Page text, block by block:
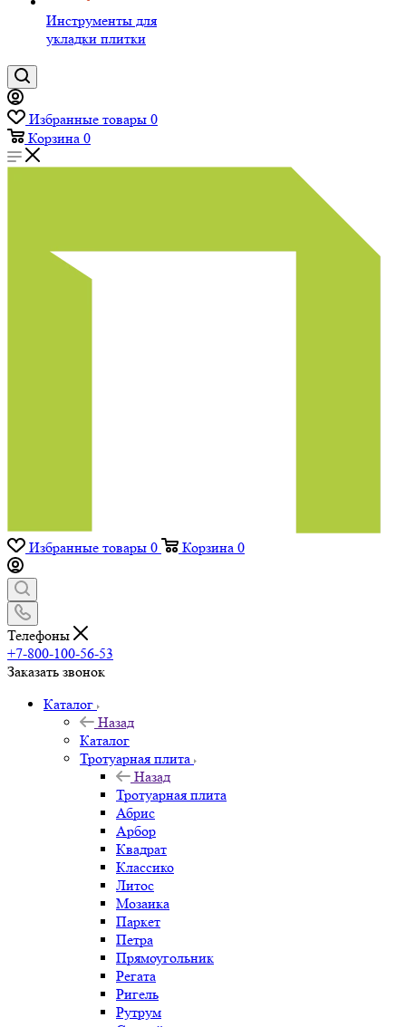
Инструменты для
укладки плитки
Избранные товары 0
Корзина 0
Избранные товары 0 Корзина 0
Телефоны
+7-800-100-56-53
Заказать звонок
Каталог
Назад
Каталог
Тротуарная плита
Назад
Тротуарная плита
Абрис
Арбор
Квадрат
Классико
Литос
Мозаика
Паркет
Петра
Прямоугольник
Регата
Ригель
Рутрум